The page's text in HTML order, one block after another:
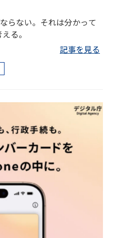
らない。それは分かって
る。
記事を見る